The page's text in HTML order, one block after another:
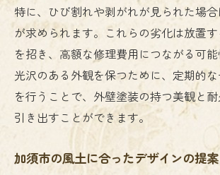
特に、ひび割れや剥がれが見られた場
が求められます。これらの劣化は放置
を招き、高額な修理費用につながる可能
光沢のある外観を保つために、定期的
を行うことで、外壁塗装の持つ美観と
引き出すことができます。
加須市の風土に合ったデザインの提案